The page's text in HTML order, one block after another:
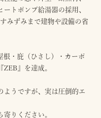
トポンプ給湯器の採用、
みずみまで建物や設備の省
根・庇（ひさし）・カーポ
』を達成。
ようですが、実は圧倒的エ
りください。